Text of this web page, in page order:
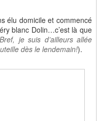
élu domicile et commencé
blanc Dolin…c’est là que
Bref, je suis d’ailleurs allée
dès le lendemain!).